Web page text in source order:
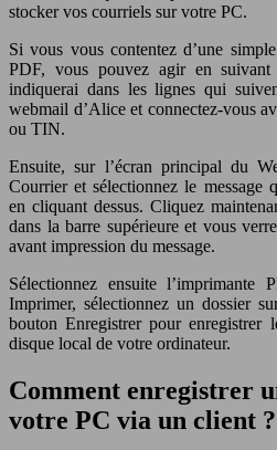
stocker vos courriels sur votre PC.
Si vous vous contentez d’une
PDF, vous pouvez agir en
indiquerai dans les lignes qui
webmail d’Alice et connectez-vous
ou TIN.
Ensuite, sur l’écran principal du
Courrier et sélectionnez le message
en cliquant dessus. Cliquez
dans la barre supérieure et vous
avant impression du message.
Sélectionnez ensuite l’imprimante
Imprimer, sélectionnez un dossier
bouton Enregistrer pour enregistrer
disque local de votre ordinateur.
Comment enregistrer
votre PC via un client ?